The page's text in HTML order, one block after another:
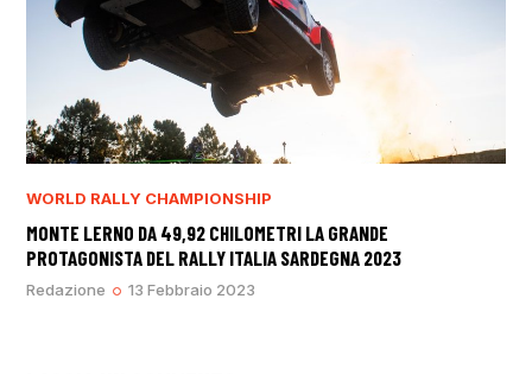
WORLD RALLY CHAMPIONSHIP
MONTE LERNO DA 49,92 CHILOMETRI LA GRANDE
PROTAGONISTA DEL RALLY ITALIA SARDEGNA 2023
Redazione 13 Febbraio 2023